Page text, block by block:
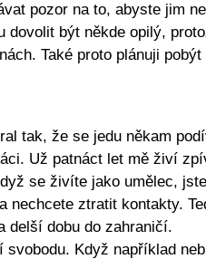
pozor na to, abyste jim
dovolit být někde opilý,
Také proto plánuji pobýt
tak, že se jedu někam
Už patnáct let mě živí
se živíte jako umělec,
nechcete ztratit kontakty.
delší dobu do zahraničí.
svobodu. Když například